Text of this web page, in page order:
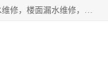
东莞市华展防水补漏装饰工程有限公司主要服务有：东莞防水补漏，东莞厂房防水补漏，东莞房屋渗漏水维修，楼面漏水维修，裂缝补漏，伸缩缝补漏，卫生间防水改造，厕所漏水补漏，外墙窗台补漏，电梯井堵漏，地下车库防水引水工程等